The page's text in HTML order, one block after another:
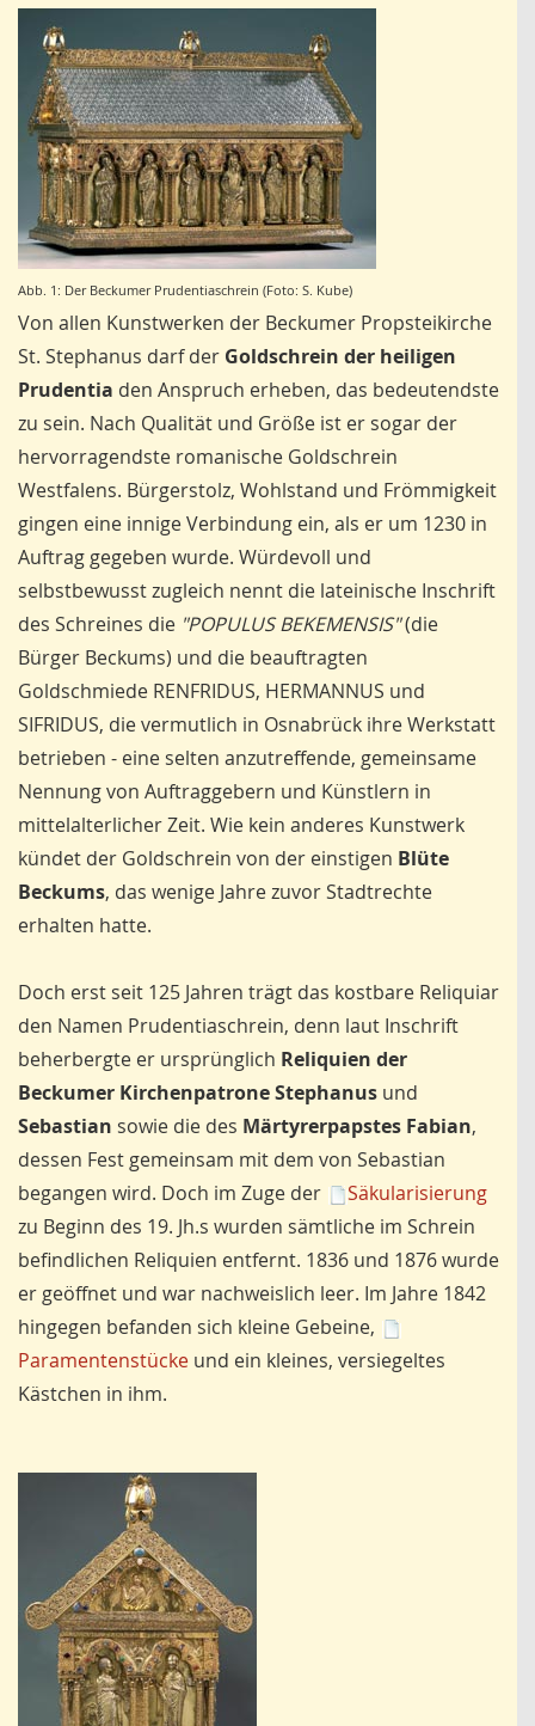
Abb. 1: Der Beckumer Prudentiaschrein (Foto: S. Kube)
Von allen Kunstwerken der Beckumer Propsteikirche
St. Stephanus darf der Goldschrein der heiligen
Prudentia den Anspruch erheben, das bedeutendste
zu sein. Nach Qualität und Größe ist er sogar der
hervorragendste romanische Goldschrein
Westfalens. Bürgerstolz, Wohlstand und Frömmigkeit
gingen eine innige Verbindung ein, als er um 1230 in
Auftrag gegeben wurde. Würdevoll und
selbstbewusst zugleich nennt die lateinische Inschrift
des Schreines die "POPULUS BEKEMENSIS"(die
Bürger Beckums) und die beauftragten
Goldschmiede RENFRIDUS, HERMANNUS und
SIFRIDUS, die vermutlich in Osnabrück ihre Werkstatt
betrieben - eine selten anzutreffende, gemeinsame
Nennung von Auftraggebern und Künstlern in
mittelalterlicher Zeit. Wie kein anderes Kunstwerk
kündet der Goldschrein von der einstigen Blüte
Beckums, das wenige Jahre zuvor Stadtrechte
erhalten hatte.
Doch erst seit 125 Jahren trägt das kostbare Reliquiar
den Namen Prudentiaschrein, denn laut Inschrift
beherbergte er ursprünglich Reliquien der
Beckumer Kirchenpatrone Stephanus und
Sebastian sowie die des Märtyrerpapstes Fabian,
dessen Fest gemeinsam mit dem von Sebastian
begangen wird. Doch im Zuge der
Säkularisierung
zu Beginn des 19. Jh.s wurden sämtliche im Schrein
befindlichen Reliquien entfernt. 1836 und 1876 wurde
er geöffnet und war nachweislich leer. Im Jahre 1842
hingegen befanden sich kleine Gebeine,
Paramentenstücke und ein kleines, versiegeltes
Kästchen in ihm.